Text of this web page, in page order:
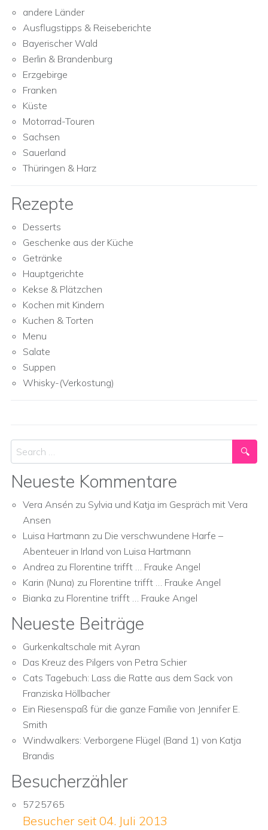
andere Länder
Ausflugstipps & Reiseberichte
Bayerischer Wald
Berlin & Brandenburg
Erzgebirge
Franken
Küste
Motorrad-Touren
Sachsen
Sauerland
Thüringen & Harz
Rezepte
Desserts
Geschenke aus der Küche
Getränke
Hauptgerichte
Kekse & Plätzchen
Kochen mit Kindern
Kuchen & Torten
Menu
Salate
Suppen
Whisky-(Verkostung)
Search
Neueste Kommentare
Vera Ansén zu Sylvia und Katja im Gespräch mit Vera
Ansen
Luisa Hartmann zu Die verschwundene Harfe –
Abenteuer in Irland von Luisa Hartmann
Andrea zu Florentine trifft … Frauke Angel
Karin (Nuna) zu Florentine trifft … Frauke Angel
Bianka zu Florentine trifft … Frauke Angel
Neueste Beiträge
Gurkenkaltschale mit Ayran
Das Kreuz des Pilgers von Petra Schier
Cats Tagebuch: Lass die Ratte aus dem Sack von
Franziska Höllbacher
Ein Riesenspaß für die ganze Familie von Jennifer E.
Smith
Windwalkers: Verborgene Flügel (Band 1) von Katja
Brandis
Besucherzähler
5725765
Besucher seit 04. Juli 2013